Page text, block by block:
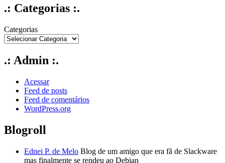
.: Categorias :.
Categorias
.: Admin :.
Acessar
Feed de posts
Feed de comentários
WordPress.org
Blogroll
Ednei P. de Melo Blog de um amigo que era fã de Slackware
mas finalmente se rendeu ao Debian